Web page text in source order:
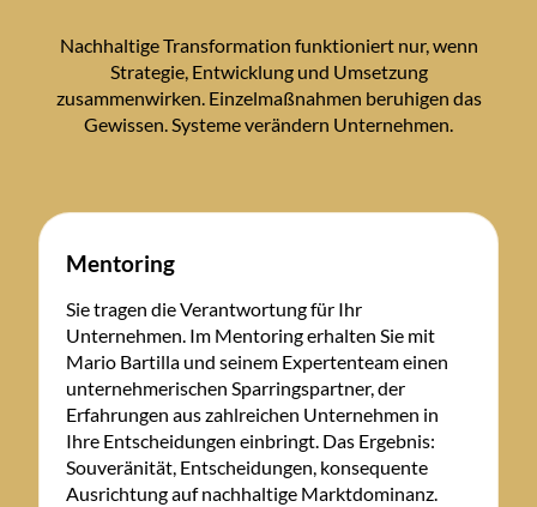
Nachhaltige Transformation funktioniert nur, wenn
Strategie, Entwicklung und Umsetzung
zusammenwirken. Einzelmaßnahmen beruhigen das
Gewissen. Systeme verändern Unternehmen.
Mentoring
Sie tragen die Verantwortung für Ihr
Unternehmen. Im Mentoring erhalten Sie mit
Mario Bartilla und seinem Expertenteam einen
unternehmerischen Sparringspartner, der
Erfahrungen aus zahlreichen Unternehmen in
Ihre Entscheidungen einbringt. Das Ergebnis:
Souveränität, Entscheidungen, konsequente
Ausrichtung auf nachhaltige Marktdominanz.